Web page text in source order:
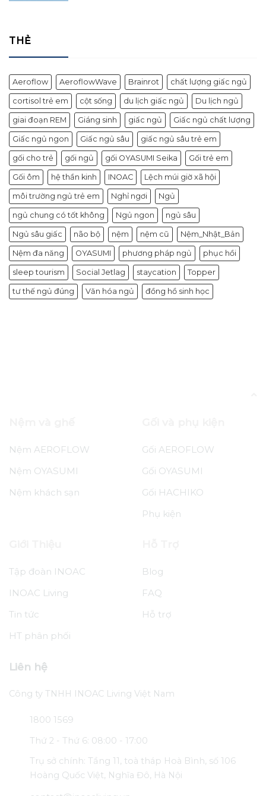
THẺ
Aeroflow AeroflowWave Brainrot chất lượng giấc ngủ
cortisol trẻ em cột sống du lịch giấc ngủ Du lịch ngủ
giai đoạn REM Giáng sinh giấc ngủ Giấc ngủ chất lượng
Giấc ngủ ngon Giấc ngủ sâu giấc ngủ sâu trẻ em
gối cho trẻ gối ngủ gối OYASUMI Seika Gối trẻ em
Gối ôm hệ thần kinh INOAC Lệch múi giờ xã hội
môi trường ngủ trẻ em Nghỉ ngơi Ngủ
ngủ chung có tốt không Ngủ ngon ngủ sâu
Ngủ sâu giấc não bộ nệm nệm cũ Nệm_Nhật_Bản
Nệm đa năng OYASUMI phương pháp ngủ phục hồi
sleep tourism Social Jetlag staycation Topper
tư thế ngủ đúng Văn hóa ngủ đồng hồ sinh học
Nệm AEROFLOW
Nệm OYASUMI
Nệm khách sạn
Gối AEROFLOW
Gối OYASUMI
Gối HACHIKO
Phụ kiện
Tập đoàn INOAC
INOAC Living
Tin tức
HT phân phối
Blog
FAQ
Hỗ trợ
Liên hệ
Công ty TNHH INOAC Living Việt Nam
1800 1569
Thứ 2 - Thứ 6: 08:00 - 17:00
Trụ sở chính: Tầng 11, toà tháp Hoà Bình, số 106
Hoàng Quốc Việt, Nghĩa Đô, Hà Nội